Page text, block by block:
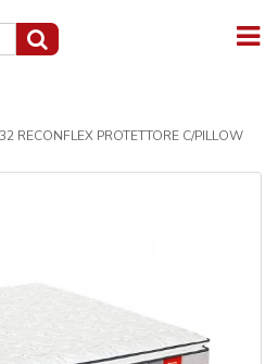
RECONFLEX PROTETTORE C/PILLOW